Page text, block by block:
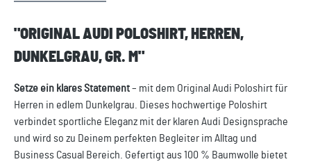
"ORIGINAL AUDI POLOSHIRT, HERREN,
DUNKELGRAU, GR. M"
Setze ein klares Statement– mit dem Original Audi Poloshirt für
Herren in edlem Dunkelgrau. Dieses hochwertige Poloshirt
verbindet sportliche Eleganz mit der klaren Audi Designsprache
und wird so zu Deinem perfekten Begleiter im Alltag und
Business Casual Bereich. Gefertigt aus 100 % Baumwolle bietet